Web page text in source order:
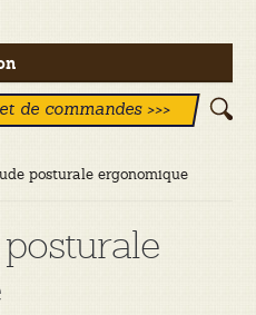
de commandes >>>
posturale ergonomique